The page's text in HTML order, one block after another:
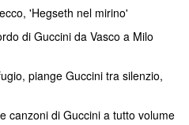
'Hegseth nel mirino'
di Guccini da Vasco a Milo
piange Guccini tra silenzio,
canzoni di Guccini a tutto volume